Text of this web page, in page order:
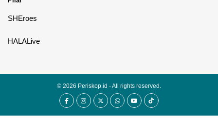
SHEroes
HALALive
© 2026 Periskop.id - All rights reserved.